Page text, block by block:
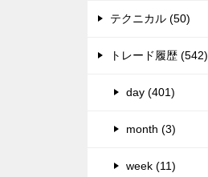
テクニカル (50)
トレード履歴 (542)
day (401)
month (3)
week (11)